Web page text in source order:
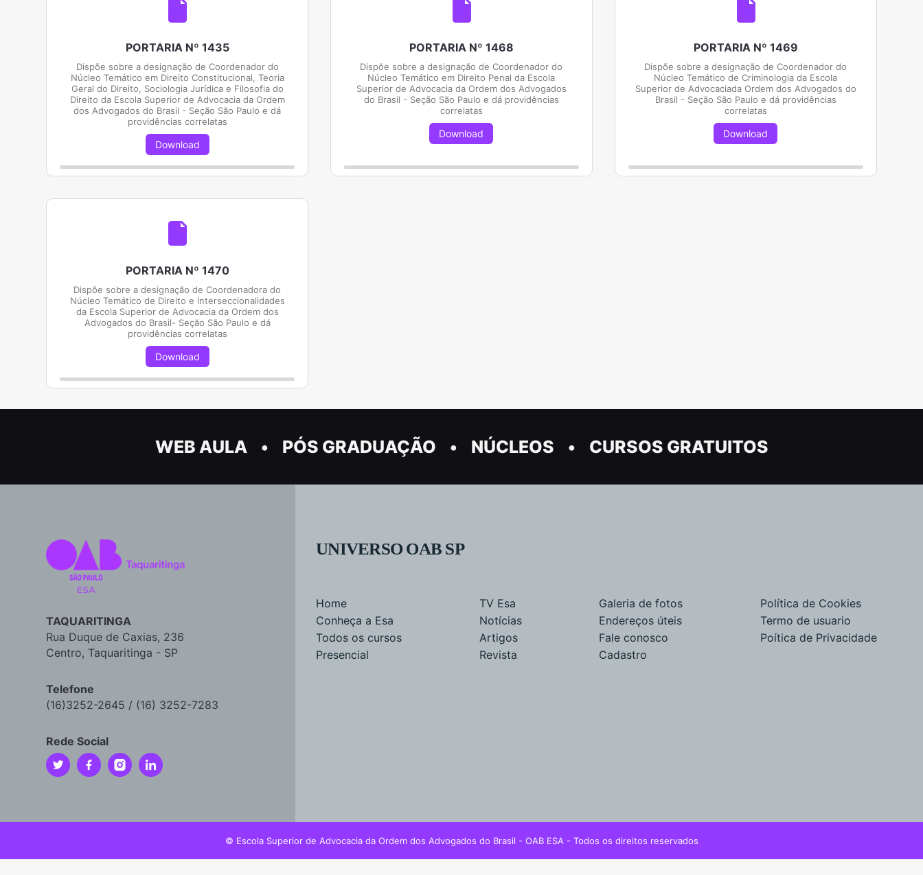
PORTARIA Nº 1435
Dispõe sobre a designação de Coordenador do
Núcleo Temático em Direito Constitucional, Teoria
Geral do Direito, Sociologia Jurídica e Filosofia do
Direito da Escola Superior de Advocacia da Ordem
dos Advogados do Brasil - Seção São Paulo e dá
providências correlatas
Download
PORTARIA Nº 1468
Dispõe sobre a designação de Coordenador do
Núcleo Temático em Direito Penal da Escola
Superior de Advocacia da Ordem dos Advogados
do Brasil - Seção São Paulo e dá providências
correlatas
Download
PORTARIA Nº 1469
Dispõe sobre a designação de Coordenador do
Núcleo Temático de Criminologia da Escola
Superior de Advocaciada Ordem dos Advogados do
Brasil - Seção São Paulo e dá providências
correlatas
Download
PORTARIA Nº 1470
Dispõe sobre a designação de Coordenadora do
Núcleo Temático de Direito e Interseccionalidades
da Escola Superior de Advocacia da Ordem dos
Advogados do Brasil- Seção São Paulo e dá
providências correlatas
Download
WEB AULA PÓS GRADUAÇÃO NÚCLEOS CURSOS GRATUITOS
TAQUARITINGA
Rua Duque de Caxias, 236
Centro, Taquaritinga - SP
Telefone
(16)3252-2645 / (16) 3252-7283
Rede Social
UNIVERSO OAB SP
Home
Conheça a Esa
Todos os cursos
Presencial
TV Esa
Notícias
Artigos
Revista
Galeria de fotos
Endereços úteis
Fale conosco
Cadastro
Política de Cookies
Termo de usuario
Poítica de Privacidade
© Escola Superior de Advocacia da Ordem dos Advogados do Brasil - OAB ESA - Todos os direitos reservados